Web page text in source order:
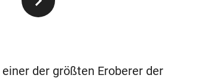
der größten Eroberer der